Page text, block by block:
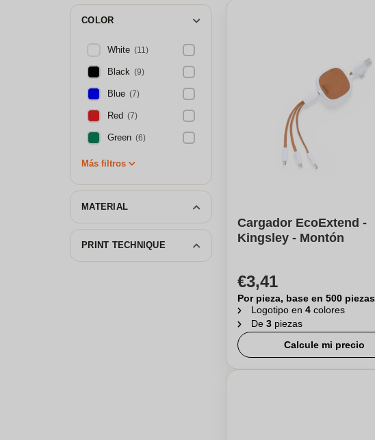
COLOR
White (11)
Black (9)
Blue (7)
Red (7)
Green (6)
Más filtros
MATERIAL
PRINT TECHNIQUE
Cargador EcoExtend -
Kingsley - Montón
€3,41
Por pieza, base en 500 piezas
Logotipo en 4 colores
De 3 piezas
Calcule mi precio